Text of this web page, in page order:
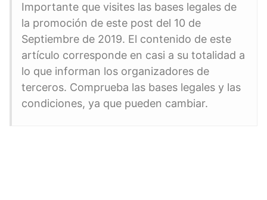
Importante que visites las bases legales de
la promoción de este post del 10 de
Septiembre de 2019. El contenido de este
artículo corresponde en casi a su totalidad a
lo que informan los organizadores de
terceros. Comprueba las bases legales y las
condiciones, ya que pueden cambiar.